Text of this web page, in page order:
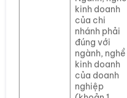
kinh doanh
của chi
nhánh phải
đúng với
ngành, nghề
kinh doanh
của doanh
nghiệp